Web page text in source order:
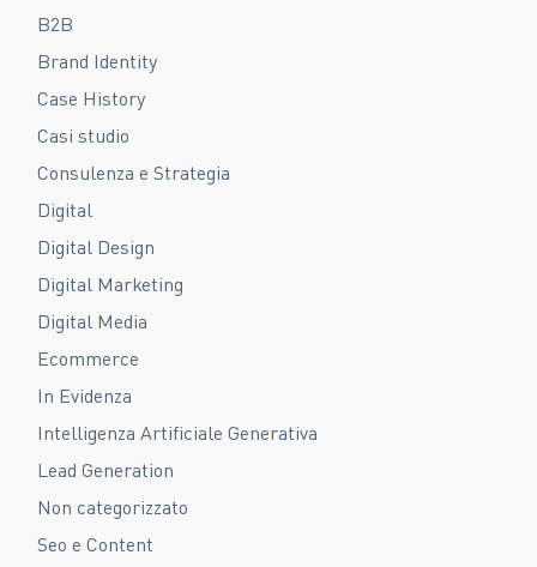
B2B
Brand Identity
Case History
Casi studio
Consulenza e Strategia
Digital
Digital Design
Digital Marketing
Digital Media
Ecommerce
In Evidenza
Intelligenza Artificiale Generativa
Lead Generation
Non categorizzato
Seo e Content